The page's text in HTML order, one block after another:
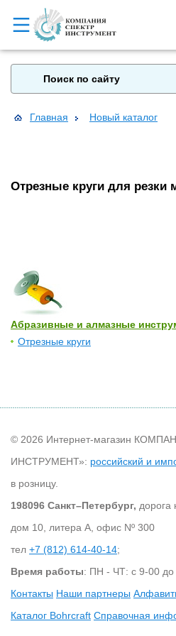
Главная Новый каталог
Отрезные круги для резки
Абразивные и алмазные
Отрезные круги
© 2026 Интернет-магазин
ИНСТРУМЕНТ»: российский и
в розницу.
198096 Санкт–Петербург, дорога
дом 10, литера А, офис Nº 300
тел +7 (812) 614-40-14;
Время работы: ПН - ЧТ: с 9-00
Контакты Наши партнеры
Каталог Bohrcraft Справочная